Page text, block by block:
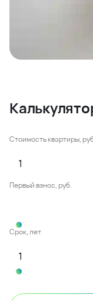
Стоимость квартиры,
Первый взнос, руб.
Срок, лет